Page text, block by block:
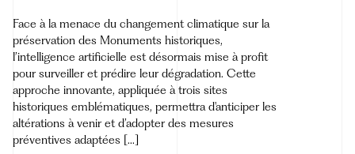
Face à la menace du changement climatique sur la
préservation des Monuments historiques,
l’intelligence artificielle est désormais mise à profit
pour surveiller et prédire leur dégradation. Cette
approche innovante, appliquée à trois sites
historiques emblématiques, permettra d'anticiper les
altérations à venir et d’adopter des mesures
préventives adaptées [...]